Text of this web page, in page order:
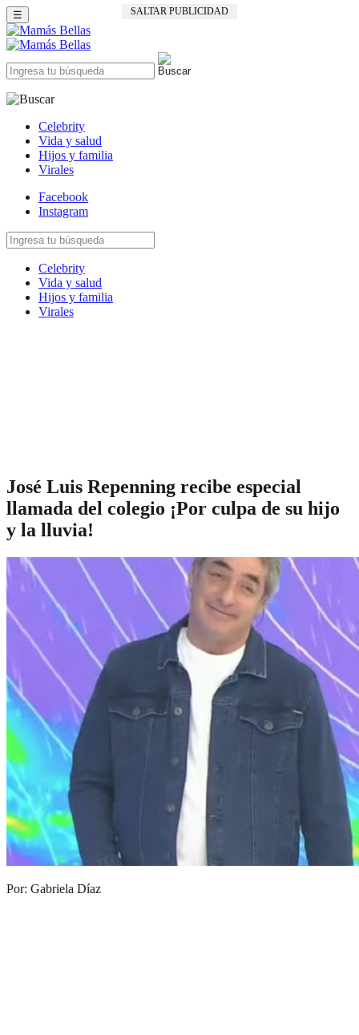
SALTAR PUBLICIDAD
☰
Celebrity
Vida y salud
Hijos y familia
Virales
Facebook
Instagram
Celebrity
Vida y salud
Hijos y familia
Virales
José Luis Repenning recibe especial
llamada del colegio ¡Por culpa de su hijo
y la lluvia!
Por: Gabriela Díaz